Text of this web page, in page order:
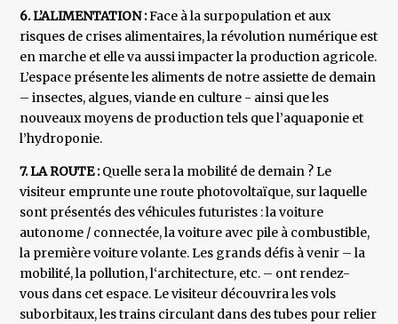
6. L’ALIMENTATION :Face à la surpopulation et aux
risques de crises alimentaires, la révolution numérique est
en marche et elle va aussi impacter la production agricole.
L’espace présente les aliments de notre assiette de demain
– insectes, algues, viande en culture - ainsi que les
nouveaux moyens de production tels que l’aquaponie et
l’hydroponie.
7. LA ROUTE :Quelle sera la mobilité de demain ? Le
visiteur emprunte une route photovoltaïque, sur laquelle
sont présentés des véhicules futuristes : la voiture
autonome / connectée, la voiture avec pile à combustible,
la première voiture volante. Les grands défis à venir – la
mobilité, la pollution, l‘architecture, etc. – ont rendez-
vous dans cet espace. Le visiteur découvrira les vols
suborbitaux, les trains circulant dans des tubes pour relier